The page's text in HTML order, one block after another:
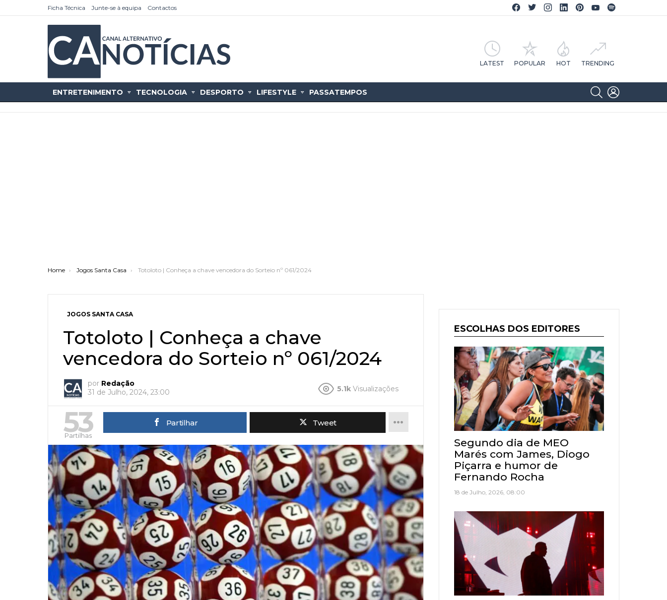
Ficha Técnica Junte-se à equipa Contactos
Facebook CA Notícias
Twitter CA Notícias
Instagram CA Notícias
Linkedin CA Notícias
Pinterest CA Notícias
YouTube CA Notícias
LATEST POPULAR HOT TRENDING
ENTRETENIMENTO TECNOLOGIA DESPORTO LIFESTYLE PASSATEMPOS
SEARCH
You are here:
Home Jogos Santa Casa Totoloto | Conheça a chave vencedora do Sorteio nº 061/2024
JOGOS SANTA CASA
Totoloto | Conheça a chave
vencedora do Sorteio nº 061/2024
por Redação
31 de Julho, 2024, 23:00
5.1k Visualizações
53
Partilhas
Partilhar Tweet
ESCOLHAS DOS EDITORES
Segundo dia de MEO
Marés com James, Diogo
Piçarra e humor de
Fernando Rocha
18 de Julho, 2026, 08:00